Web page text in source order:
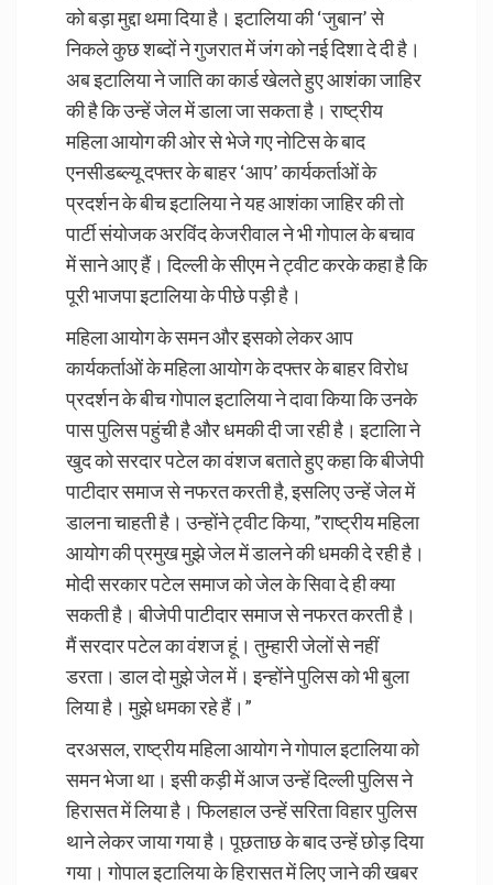
को बड़ा मुद्दा थमा दिया है। इटालिया की ‘जुबान’ से
निकले कुछ शब्दों ने गुजरात में जंग को नई दिशा दे दी है।
अब इटालिया ने जाति का कार्ड खेलते हुए आशंका जाहिर
की है कि उन्हें जेल में डाला जा सकता है। राष्ट्रीय
महिला आयोग की ओर से भेजे गए नोटिस के बाद
एनसीडब्ल्यू दफ्तर के बाहर ‘आप’ कार्यकर्ताओं के
प्रदर्शन के बीच इटालिया ने यह आशंका जाहिर की तो
पार्टी संयोजक अरविंद केजरीवाल ने भी गोपाल के बचाव
में साने आए हैं। दिल्ली के सीएम ने ट्वीट करके कहा है कि
पूरी भाजपा इटालिया के पीछे पड़ी है।
महिला आयोग के समन और इसको लेकर आप
कार्यकर्ताओं के महिला आयोग के दफ्तर के बाहर विरोध
प्रदर्शन के बीच गोपाल इटालिया ने दावा किया कि उनके
पास पुलिस पहुंची है और धमकी दी जा रही है। इटालिा ने
खुद को सरदार पटेल का वंशज बताते हुए कहा कि बीजेपी
पाटीदार समाज से नफरत करती है, इसलिए उन्हें जेल में
डालना चाहती है। उन्होंने ट्वीट किया, ”राष्ट्रीय महिला
आयोग की प्रमुख मुझे जेल में डालने की धमकी दे रही है।
मोदी सरकार पटेल समाज को जेल के सिवा दे ही क्या
सकती है। बीजेपी पाटीदार समाज से नफरत करती है।
मैं सरदार पटेल का वंशज हूं। तुम्हारी जेलों से नहीं
डरता। डाल दो मुझे जेल में। इन्होंने पुलिस को भी बुला
लिया है। मुझे धमका रहे हैं।”
दरअसल, राष्ट्रीय महिला आयोग ने गोपाल इटालिया को
समन भेजा था। इसी कड़ी में आज उन्हें दिल्ली पुलिस ने
हिरासत में लिया है। फिलहाल उन्हें सरिता विहार पुलिस
थाने लेकर जाया गया है। पूछताछ के बाद उन्हें छोड़ दिया
गया। गोपाल इटालिया के हिरासत में लिए जाने की खबर